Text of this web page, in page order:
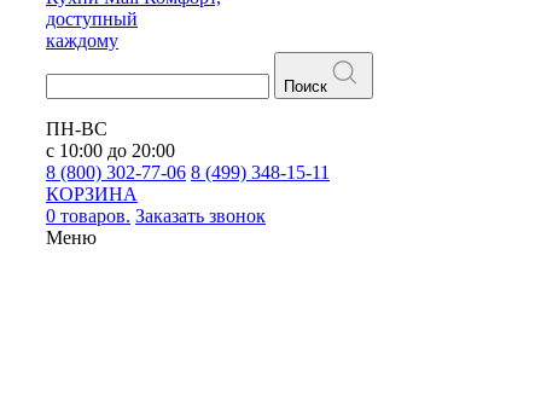
доступный
каждому
Поиск
ПН-ВС
с 10:00 до 20:00
8 (800) 302-77-06 8 (499) 348-15-11
КОРЗИНА
0 товаров. Заказать звонок
Меню